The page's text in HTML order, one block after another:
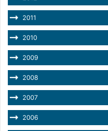
2011
2010
2009
2008
2007
2006